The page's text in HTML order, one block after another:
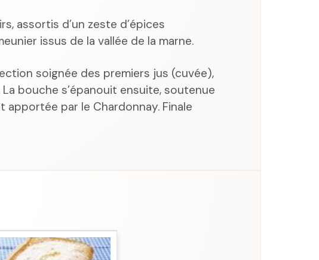
assortis d’un zeste d’épices
issus de la vallée de la marne.
soignée des premiers jus (cuvée),
bouche s’épanouit ensuite, soutenue
par le Chardonnay. Finale